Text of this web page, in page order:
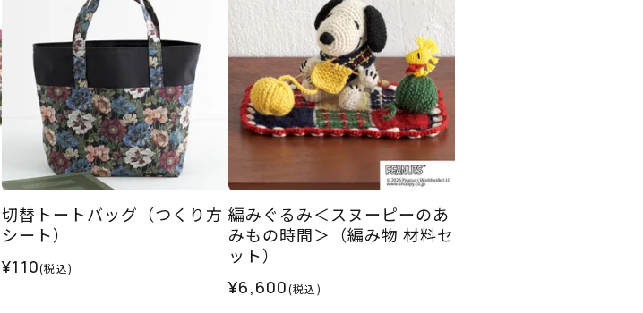
切替トートバッグ（つくり方
シート）
¥110(税込)
編みぐるみ＜スヌーピーのあ
みもの時間＞（編み物 材料セ
ット）
¥6,600(税込)